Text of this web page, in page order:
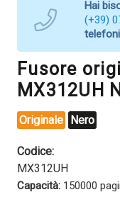
Hai
(+39)
Fusore
MX312UH
Originale Nero
Codice:
MX312UH
Capacità: 150000